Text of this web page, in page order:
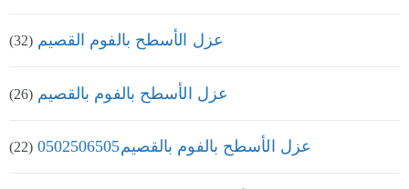
عزل الأسطح بالفوم القصيم (32)
عزل الأسطح بالفوم بالقصيم (26)
عزل الأسطح بالفوم بالقصيم0502506505 (22)